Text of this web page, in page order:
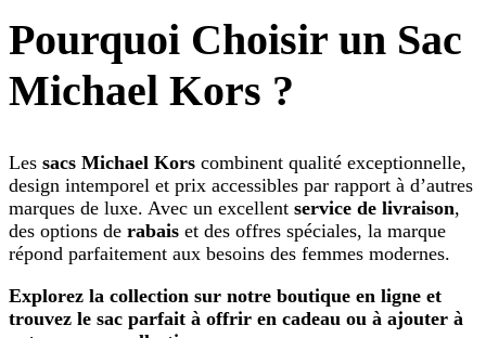
Pourquoi Choisir un Sac
Michael Kors ?
Les sacs Michael Kors combinent qualité exceptionnelle,
design intemporel et prix accessibles par rapport à d’autres
marques de luxe. Avec un excellent service de livraison,
des options de rabais et des offres spéciales, la marque
répond parfaitement aux besoins des femmes modernes.
Explorez la collection sur notre boutique en ligne et
trouvez le sac parfait à offrir en cadeau ou à ajouter à